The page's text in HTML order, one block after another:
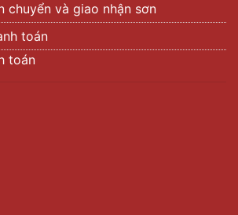
chuyển và giao nhận sơn
toán
toán